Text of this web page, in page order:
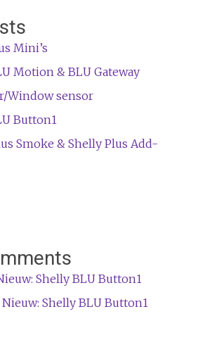
Mini’s
Motion & BLU Gateway
Window sensor
Button1
Smoke & Shelly Plus Add-
Shelly BLU Button1
Nieuw: Shelly BLU Button1